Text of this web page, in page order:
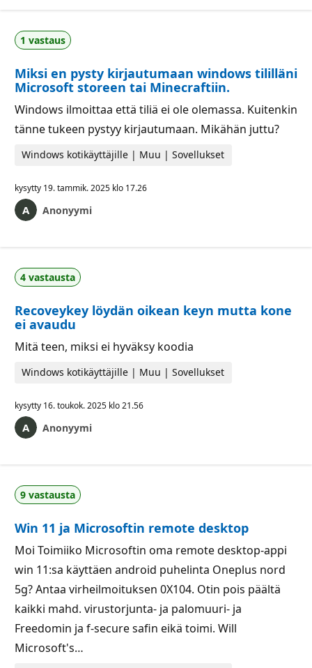
1 vastaus
Miksi en pysty kirjautumaan windows tililläni
Microsoft storeen tai Minecraftiin.
Windows ilmoittaa että tiliä ei ole olemassa. Kuitenkin
tänne tukeen pystyy kirjautumaan. Mikähän juttu?
Windows kotikäyttäjille | Muu | Sovellukset
kysytty 19. tammik. 2025 klo 17.26
Anonyymi
4 vastausta
Recoveykey löydän oikean keyn mutta kone
ei avaudu
Mitä teen, miksi ei hyväksy koodia
Windows kotikäyttäjille | Muu | Sovellukset
kysytty 16. toukok. 2025 klo 21.56
Anonyymi
9 vastausta
Win 11 ja Microsoftin remote desktop
Moi Toimiiko Microsoftin oma remote desktop-appi
win 11:sa käyttäen android puhelinta Oneplus nord
5g? Antaa virheilmoituksen 0X104. Otin pois päältä
kaikki mahd. virustorjunta- ja palomuuri- ja
Freedomin ja f-secure safin eikä toimi. Will
Microsoft's…